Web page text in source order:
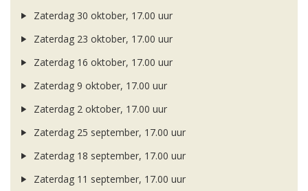
Zaterdag 30 oktober, 17.00 uur
Zaterdag 23 oktober, 17.00 uur
Zaterdag 16 oktober, 17.00 uur
Zaterdag 9 oktober, 17.00 uur
Zaterdag 2 oktober, 17.00 uur
Zaterdag 25 september, 17.00 uur
Zaterdag 18 september, 17.00 uur
Zaterdag 11 september, 17.00 uur